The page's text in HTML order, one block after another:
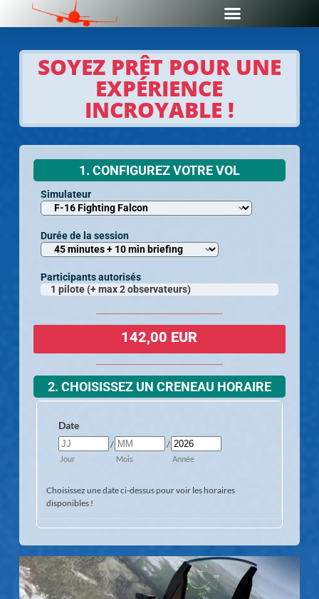
SOYEZ PRÊT POUR UNE
EXPÉRIENCE
INCROYABLE !
1. CONFIGUREZ VOTRE VOL
Simulateur
Durée de la session
Participants autorisés
1 pilote (+ max 2 observateurs)
142,00 EUR
2. CHOISISSEZ UN CRENEAU HORAIRE
Date
Jour
/
Mois
/
Année
Choisissez une date ci-dessus pour voir les horaires
disponibles !